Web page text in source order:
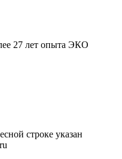
27 лет опыта ЭКО
строке указан